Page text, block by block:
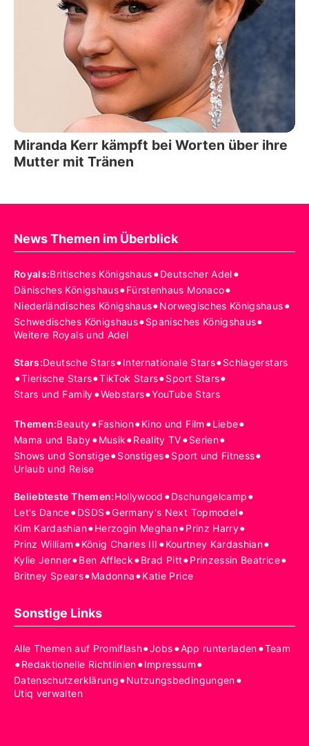
Miranda Kerr kämpft bei Worten über ihre
Mutter mit Tränen
News Themen im Überblick
Royals:Britisches Königshaus•Deutscher Adel•
Dänisches Königshaus•Fürstenhaus Monaco•
Niederländisches Königshaus•Norwegisches Königshaus•
Schwedisches Königshaus•Spanisches Königshaus•
Weitere Royals und Adel
Stars:Deutsche Stars•Internationale Stars•Schlagerstars
•Tierische Stars•TikTok Stars•Sport Stars•
Stars und Family•Webstars•YouTube Stars
Themen:Beauty•Fashion•Kino und Film •Liebe•
Mama und Baby•Musik•Reality TV•Serien•
Shows und Sonstige•Sonstiges•Sport und Fitness•
Urlaub und Reise
Beliebteste Themen:Hollywood •Dschungelcamp•
Let's Dance•DSDS•Germany's Next Topmodel•
Kim Kardashian•Herzogin Meghan•Prinz Harry•
Prinz William •König Charles III •Kourtney Kardashian•
Kylie Jenner•Ben Affleck•Brad Pitt•Prinzessin Beatrice•
Britney Spears•Madonna•Katie Price
Sonstige Links
Alle Themen auf Promiflash•Jobs•App runterladen•Team
•Redaktionelle Richtlinien•Impressum•
Datenschutzerklärung•Nutzungsbedingungen•
Utiq verwalten